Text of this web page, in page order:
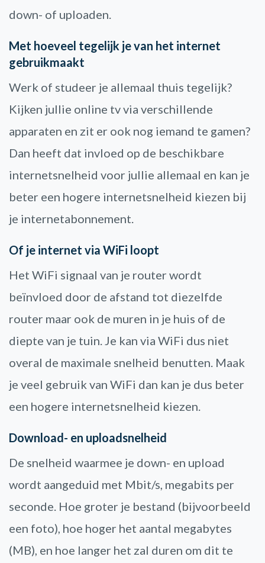
down- of uploaden.
Met hoeveel tegelijk je van het internet
gebruikmaakt
Werk of studeer je allemaal thuis tegelijk?
Kijken jullie online tv via verschillende
apparaten en zit er ook nog iemand te gamen?
Dan heeft dat invloed op de beschikbare
internetsnelheid voor jullie allemaal en kan je
beter een hogere internetsnelheid kiezen bij
je internetabonnement.
Of je internet via WiFi loopt
Het WiFi signaal van je router wordt
beïnvloed door de afstand tot diezelfde
router maar ook de muren in je huis of de
diepte van je tuin. Je kan via WiFi dus niet
overal de maximale snelheid benutten. Maak
je veel gebruik van WiFi dan kan je dus beter
een hogere internetsnelheid kiezen.
Download- en uploadsnelheid
De snelheid waarmee je down- en upload
wordt aangeduid met Mbit/s, megabits per
seconde. Hoe groter je bestand (bijvoorbeeld
een foto), hoe hoger het aantal megabytes
(MB), en hoe langer het zal duren om dit te